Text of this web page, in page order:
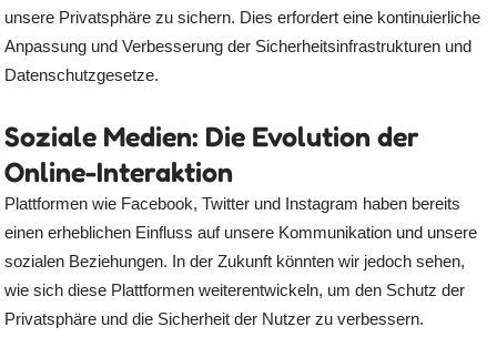
unsere Privatsphäre zu sichern. Dies erfordert eine kontinuierliche
Anpassung und Verbesserung der Sicherheitsinfrastrukturen und
Datenschutzgesetze.
Soziale Medien: Die Evolution der
Online-Interaktion
Plattformen wie Facebook, Twitter und Instagram haben bereits
einen erheblichen Einfluss auf unsere Kommunikation und unsere
sozialen Beziehungen. In der Zukunft könnten wir jedoch sehen,
wie sich diese Plattformen weiterentwickeln, um den Schutz der
Privatsphäre und die Sicherheit der Nutzer zu verbessern.